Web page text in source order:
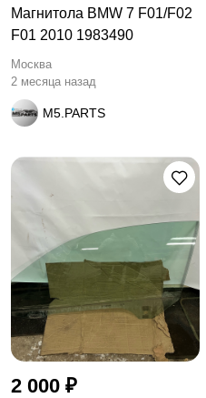
Магнитола BMW 7 F01/F02
F01 2010 1983490
Москва
2 месяца назад
M5.PARTS
2 000 ₽